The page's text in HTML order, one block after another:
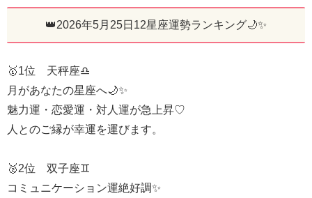
👑2026年5月25日12星座運勢ランキング🌙✨
🥇1位 天秤座♎
月があなたの星座へ🌙✨
魅力運・恋愛運・対人運が急上昇♡
人とのご縁が幸運を運びます。
🥈2位 双子座♊
コミュニケーション運絶好調✨